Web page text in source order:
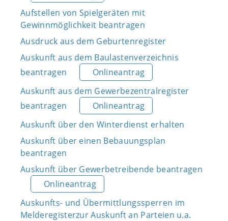
Aufstellen von Spielgeräten mit
Gewinnmöglichkeit beantragen
Ausdruck aus dem Geburtenregister
Auskunft aus dem Baulastenverzeichnis
beantragen
Onlineantrag
Auskunft aus dem Gewerbezentralregister
beantragen
Onlineantrag
Auskunft über den Winterdienst erhalten
Auskunft über einen Bebauungsplan
beantragen
Auskunft über Gewerbetreibende beantragen
Onlineantrag
Auskunfts- und Übermittlungssperren im
Melderegisterzur Auskunft an Parteien u.a.